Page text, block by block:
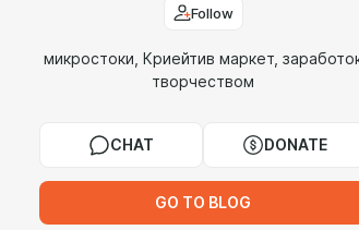
Follow
микростоки, Криейтив маркет,
творчеством
CHAT DONATE
GO TO BLOG